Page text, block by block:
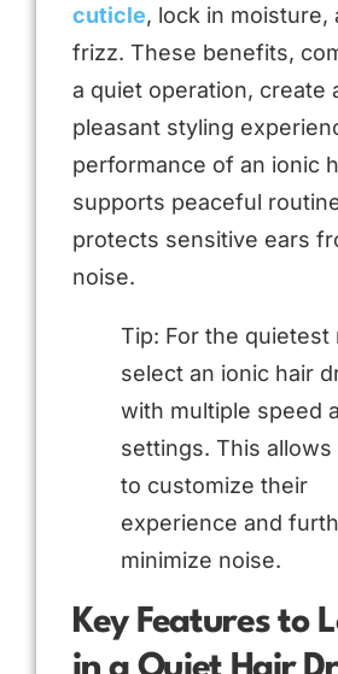
cuticle, lock in moisture,
frizz. These benefits,
a quiet operation, create
pleasant styling
performance of an ionic
supports peaceful
protects sensitive ears
noise.
Tip: For the quietest
select an ionic hair
with multiple speed
settings. This allows
to customize their
experience and
minimize noise.
Key Features to